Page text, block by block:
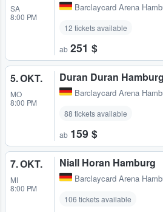
SA
8:00 PM
Barclaycard Arena
12 tickets available
ab 251 $
5. OKT.
MO
8:00 PM
Duran Duran Hamburg
Barclaycard Arena
88 tickets available
ab 159 $
7. OKT.
MI
8:00 PM
Niall Horan Hamburg
Barclaycard Arena
106 tickets available